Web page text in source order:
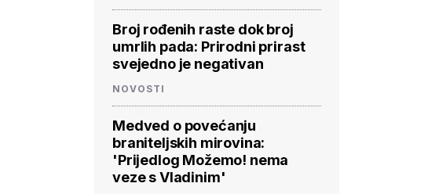
Broj rođenih raste dok broj
umrlih pada: Prirodni prirast
svejedno je negativan
NOVOSTI
Medved o povećanju
braniteljskih mirovina:
'Prijedlog Možemo! nema
veze s Vladinim'